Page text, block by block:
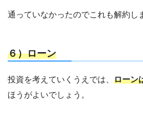
通っていなかったのでこれも解約し
６）ローン
投資を考えていくうえでは、 ローン
ほうがよいでしょう。